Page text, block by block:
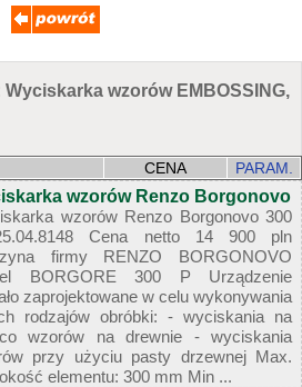
Wyciskarka wzorów EMBOSSING,
CENA PARAM.
wzorów Renzo Borgonovo
wzorów Renzo Borgonovo 300
Cena netto 14 900 pln
firmy RENZO BORGONOVO
BORGORE 300 P Urządzenie
zaprojektowane w celu wykonywania
rodzajów obróbki: - wyciskania na
wzorów na drewnie - wyciskania
przy użyciu pasty drzewnej Max.
elementu: 300 mm Min ...